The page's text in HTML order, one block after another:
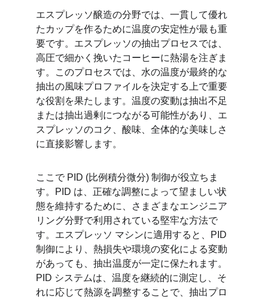
エスプレッソ醸造の分野では、一貫して優れ
たカップを作るために温度の安定性が最も重
要です。エスプレッソの抽出プロセスでは、
高圧で細かく挽いたコーヒーに熱湯を注ぎま
す。このプロセスでは、水の温度が最終的な
抽出の風味プロファイルを決定する上で重要
な役割を果たします。温度の変動は抽出不足
または抽出過剰につながる可能性があり、エ
スプレッソのコク、酸味、全体的な美味しさ
に直接影響します。
ここで PID (比例積分微分) 制御が役立ちま
す。PID は、正確な調整によって望ましい状
態を維持するために、さまざまなエンジニア
リング分野で利用されている堅牢な方法で
す。エスプレッソ マシンに適用すると、PID
制御により、熱損失や環境の変化による変動
があっても、抽出温度が一定に保たれます。
PID システムは、温度を継続的に測定し、そ
れに応じて熱源を調整することで、抽出プロ